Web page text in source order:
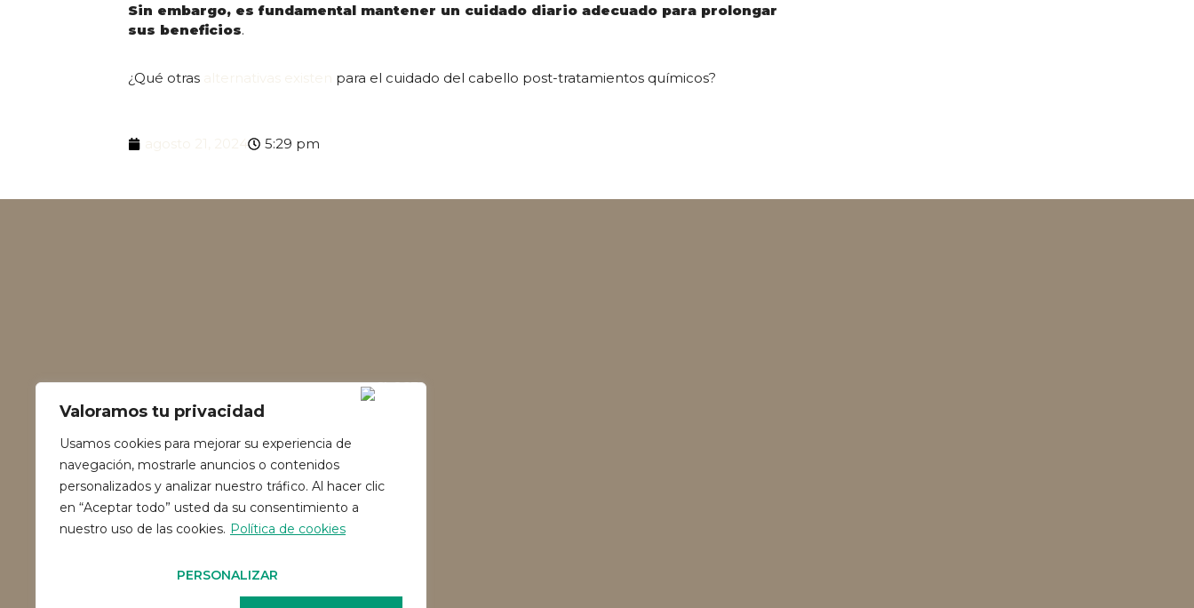
Valoramos tu privacidad
Usamos cookies para mejorar su experiencia de
navegación, mostrarle anuncios o contenidos
personalizados y analizar nuestro tráfico. Al hacer clic
en “Aceptar todo” usted da su consentimiento a
nuestro uso de las cookies. Política de cookies
PERSONALIZAR
Sin embargo, es fundamental mantener un cuidado diario adecuado para prolongar
sus beneficios.
¿Qué otras para el cuidado del cabello post-tratamientos químicos?
agosto 21, 2024 5:29 pm